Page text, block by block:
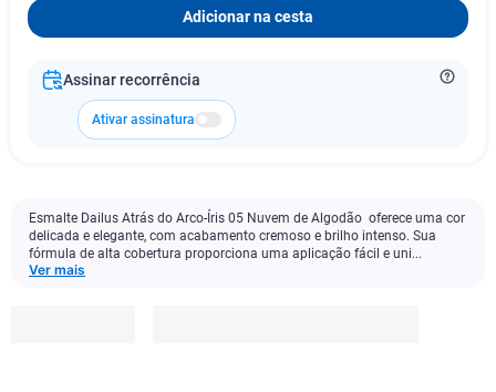
Adicionar na cesta
Assinar recorrência
Ativar assinatura
Esmalte Dailus Atrás do Arco-Íris 05 Nuvem de Algodão oferece uma cor
delicada e elegante, com acabamento cremoso e brilho intenso. Sua
fórmula de alta cobertura proporciona uma aplicação fácil e uni...
Ver mais